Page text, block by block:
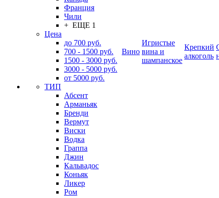
Франция
Чили
+ ЕЩЕ 1
Цена
до 700 руб.
700 - 1500 руб.
1500 - 3000 руб.
3000 - 5000 руб.
от 5000 руб.
ТИП
Абсент
Арманьяк
Бренди
Вермут
Виски
Водка
Граппа
Джин
Кальвадос
Коньяк
Ликер
Ром
Вино
Игристые
вина и
шампанское
Крепкий
алкоголь